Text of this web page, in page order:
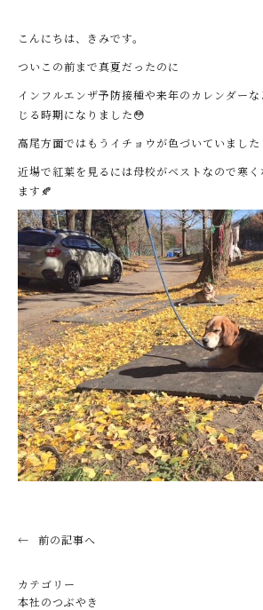
こんにちは、きみです。
ついこの前まで真夏だったのに
インフルエンザ予防接種や来年のカレンダー
じる時期になりました😳
高尾方面ではもうイチョウが色づいていました
近場で紅葉を見るには母校がベストなので寒
ます🍂
前の記事へ
カテゴリー
本社のつぶやき